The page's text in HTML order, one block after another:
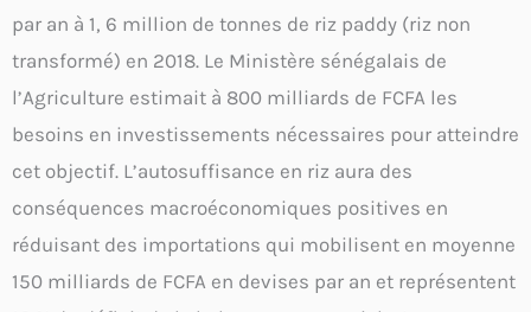
par an à 1, 6 million de tonnes de riz paddy (riz non
transformé) en 2018. Le Ministère sénégalais de
l’Agriculture estimait à 800 milliards de FCFA les
besoins en investissements nécessaires pour atteindre
cet objectif. L’autosuffisance en riz aura des
conséquences macroéconomiques positives en
réduisant des importations qui mobilisent en moyenne
150 milliards de FCFA en devises par an et représentent